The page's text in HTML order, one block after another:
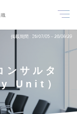
掲載期間 26/07/05～26/08/29
ンサルタ
Unit）